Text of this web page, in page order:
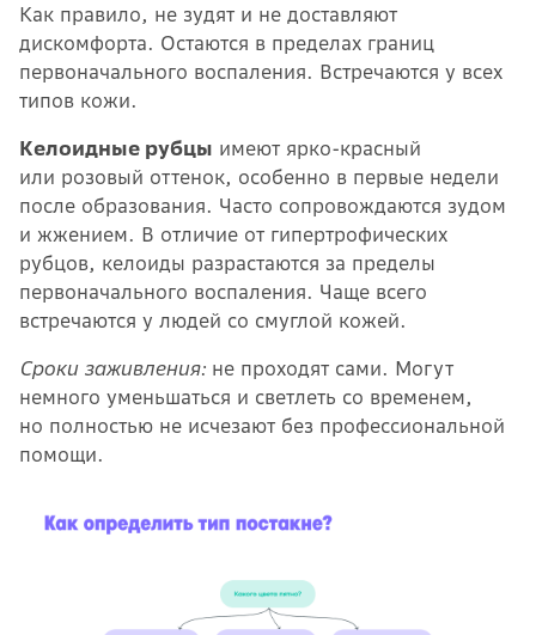
Как правило, не зудят и не доставляют
дискомфорта. Остаются в пределах границ
первоначального воспаления. Встречаются у всех
типов кожи.
Келоидные рубцы имеют ярко-красный
или розовый оттенок, особенно в первые недели
после образования. Часто сопровождаются зудом
и жжением. В отличие от гипертрофических
рубцов, келоиды разрастаются за пределы
первоначального воспаления. Чаще всего
встречаются у людей со смуглой кожей.
Сроки заживления: не проходят сами. Могут
немного уменьшаться и светлеть со временем,
но полностью не исчезают без профессиональной
помощи.